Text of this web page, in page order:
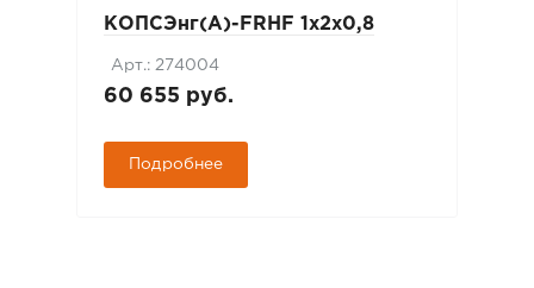
КОПСЭнг(А)-FRHF 1х2х0,8
Арт.: 274004
60 655 руб.
Подробнее